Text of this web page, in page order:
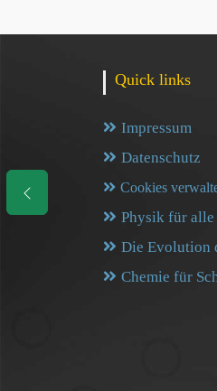
Quick links
Impressum
Datenschutz
Cookies
Physik für alle
Die Evolution
Chemie für